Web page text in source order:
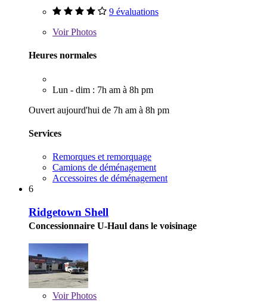
9 évaluations
VoirPhotos
Heures normales
Lun - dim : 7h am à 8h pm
Ouvert aujourd'hui de 7h am à 8h pm
Services
Remorques et remorquage
Camions de déménagement
Accessoires de déménagement
6
Ridgetown Shell
Concessionnaire U-Haul dans le voisinage
VoirPhotos